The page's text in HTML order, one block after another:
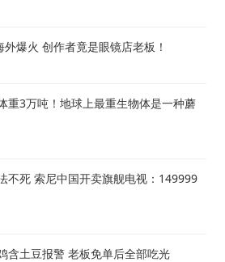
外爆火 创作者竟是眼镜店老板！
重3万吨！地球上最重生物体是一种蘑
不死 索尼中国开卖旗舰电视：149999
含土豆报警 老板免单后全部吃光